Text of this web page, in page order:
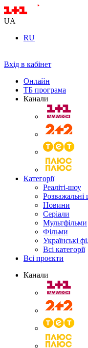
UA
RU
Вхід в кабінет
Онлайн
ТБ програма
Канали
Категорії
Реаліті-шоу
Розважальні
Новини
Серіали
Мультфільми
Фільми
Українські
Всі категорії
Всі проєкти
Канали